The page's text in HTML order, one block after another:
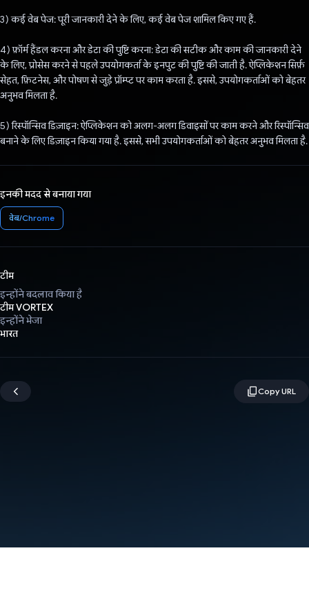
3) कई वेब पेज: पूरी जानकारी देने के लिए, कई वेब पेज शामिल किए गए हैं.
4) फ़ॉर्म हैंडल करना और डेटा की पुष्टि करना: डेटा की सटीक और काम की जानकारी देने
के लिए, प्रोसेस करने से पहले उपयोगकर्ता के इनपुट की पुष्टि की जाती है. ऐप्लिकेशन सिर्फ़
सेहत, फ़िटनेस, और पोषण से जुड़े प्रॉम्प्ट पर काम करता है. इससे, उपयोगकर्ताओं को बेहतर
अनुभव मिलता है.
5) रिस्पॉन्सिव डिज़ाइन: ऐप्लिकेशन को अलग-अलग डिवाइसों पर काम करने और रिस्पॉन्सिव
बनाने के लिए डिज़ाइन किया गया है. इससे, सभी उपयोगकर्ताओं को बेहतर अनुभव मिलता है.
इनकी मदद से बनाया गया
वेब/Chrome
टीम
इन्होंने बदलाव किया है
टीम VORTEX
इन्होंने भेजा
भारत